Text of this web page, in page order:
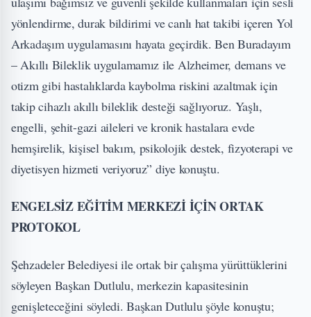
yönlendirme, durak bildirimi ve canlı hat takibi içeren Yol
Arkadaşım uygulamasını hayata geçirdik. Ben Buradayım
– Akıllı Bileklik uygulamamız ile Alzheimer, demans ve
otizm gibi hastalıklarda kaybolma riskini azaltmak için
takip cihazlı akıllı bileklik desteği sağlıyoruz. Yaşlı,
engelli, şehit-gazi aileleri ve kronik hastalara evde
hemşirelik, kişisel bakım, psikolojik destek, fizyoterapi ve
diyetisyen hizmeti veriyoruz” diye konuştu.
ENGELSİZ EĞİTİM MERKEZİ İÇİN ORTAK
PROTOKOL
Şehzadeler Belediyesi ile ortak bir çalışma yürüttüklerini
söyleyen Başkan Dutlulu, merkezin kapasitesinin
genişleteceğini söyledi. Başkan Dutlulu şöyle konuştu;